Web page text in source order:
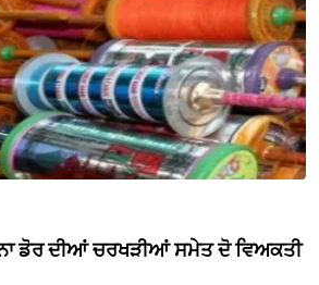
ਡੋਰ ਦੀਆਂ ਚਰਖੜੀਆਂ ਸਮੇਤ ਦੋ ਵਿਅਕਤੀ